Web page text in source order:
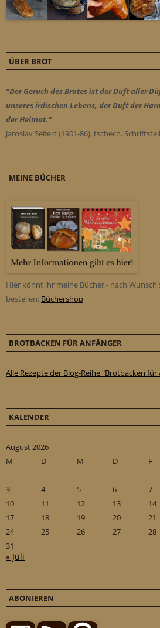
ÜBER BROT
"Der Geruch des Brotes ist der Duft aller
unseres irdischen Lebens, der Duft der
der Heimat."
Jaroslav Seifert (1901-86), tschech.
MEINE BÜCHER
Hier könnt ihr meine Bücher - nach
bestellen: Büchershop
BROTBACKEN FÜR ANFÄNGER
Alle Rezepte der Blog-Reihe "Brotbacken
KALENDER
August 2026
M
D M D F
3
4 5 6 7
10
11 12 13 14
17
18 19 20 21
24
25 26 27 28
31
« Juli
ABONIEREN